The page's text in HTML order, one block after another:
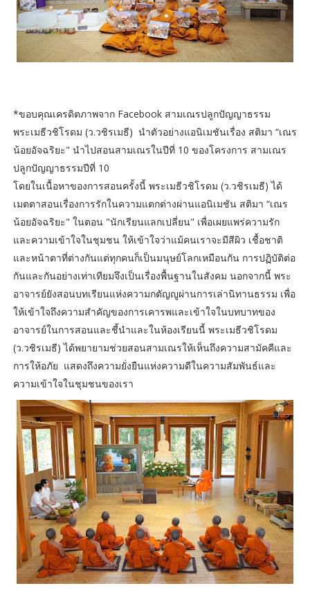
*ขอบคุณเครดิตภาพจาก Facebook สามเณรปลูกปัญญาธรรม
​พระเมธีวชิโรดม (ว.วชิรเมธี) นำตัวอย่างแอนิเมชันเรื่อง สติมา “เณร
น้อยอัจฉริยะ" นำไปสอนสามเณรในปีที่ 10 ของโครงการ สามเณร
ปลูกปัญญาธรรมปีที่ 10
โดยในเนื้อหาของการสอนครั้งนี้ พระเมธีวชิโรดม (ว.วชิรเมธี) ได้
เมตตาสอนเรื่องการรักในความแตกต่างผ่านแอนิเมชัน สติมา “เณร
น้อยอัจฉริยะ" ในตอน "นักเรียนแลกเปลี่ยน" เพื่อเผยแพร่ความรัก
และความเข้าใจในชุมชน ให้เข้าใจว่าแม้คนเราจะมีสีผิว เชื้อชาติ
และหน้าตาที่ต่างกันแต่ทุกคนก็เป็นมนุษย์โลกเหมือนกัน การปฏิบัติต่อ
กันและกันอย่างเท่าเทียมจึงเป็นเรื่องพื้นฐานในสังคม นอกจากนี้ พระ
อาจารย์ยังสอนบทเรียนแห่งความกตัญญูผ่านการเล่านิทานธรรม เพื่อ
ให้เข้าใจถึงความสำคัญของการเคารพและเข้าใจในบทบาทของ
อาจารย์ในการสอนและชี้นำและในห้องเรียนนี้ พระเมธีวชิโรดม
(ว.วชิรเมธี) ได้พยายามช่วยสอนสามเณรให้เห็นถึงความสามัคคีและ
การให้อภัย แสดงถึงความยั่งยืนแห่งความดีในความสัมพันธ์และ
ความเข้าใจในชุมชนของเรา